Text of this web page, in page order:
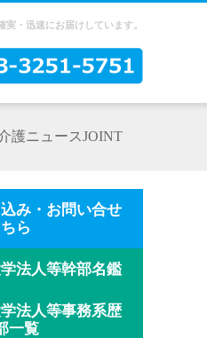
・迅速にお届けしています。
護ニュースJOINT
み・お問い合せ
ら
法人等幹部名鑑
法人等事務系歴
一覧